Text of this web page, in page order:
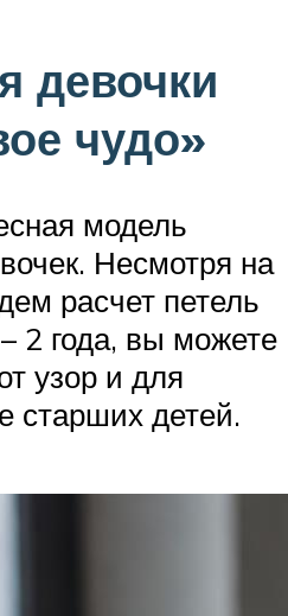
девочки
чудо»
модель
Несмотря на
расчет петель
2 года, вы можете
узор и для
старших детей.